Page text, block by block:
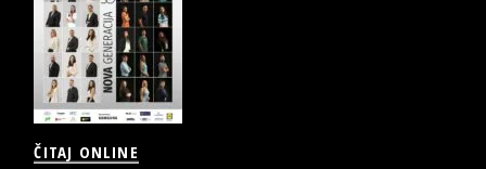
ČITAJ ONLINE